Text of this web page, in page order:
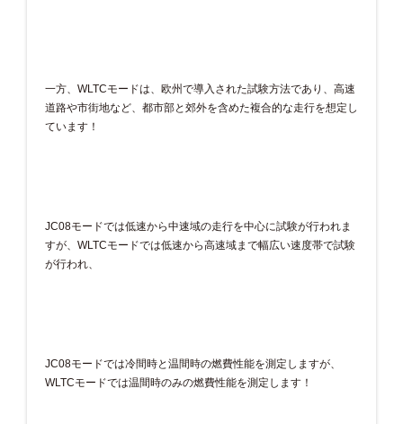
一方、WLTCモードは、欧州で導入された試験方法であり、高速
道路や市街地など、都市部と郊外を含めた複合的な走行を想定し
ています！
JC08モードでは低速から中速域の走行を中心に試験が行われま
すが、WLTCモードでは低速から高速域まで幅広い速度帯で試験
が行われ、
JC08モードでは冷間時と温間時の燃費性能を測定しますが、
WLTCモードでは温間時のみの燃費性能を測定します！